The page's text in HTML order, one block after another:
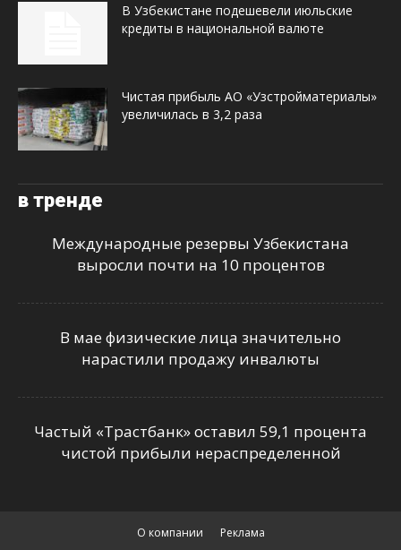
В Узбекистане подешевели июльские
кредиты в национальной валюте
Чистая прибыль АО «Узстройматериалы»
увеличилась в 3,2 раза
в тренде
Международные резервы Узбекистана
выросли почти на 10 процентов
В мае физические лица значительно
нарастили продажу инвалюты
Частый «Трастбанк» оставил 59,1 процента
чистой прибыли нераспределенной
О компании Реклама